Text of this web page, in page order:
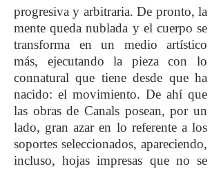
progresiva y arbitraria. De pronto, la
mente queda nublada y el cuerpo se
transforma en un medio artístico
más, ejecutando la pieza con lo
connatural que tiene desde que ha
nacido: el movimiento. De ahí que
las obras de Canals posean, por un
lado, gran azar en lo referente a los
soportes seleccionados, apareciendo,
incluso, hojas impresas que no se